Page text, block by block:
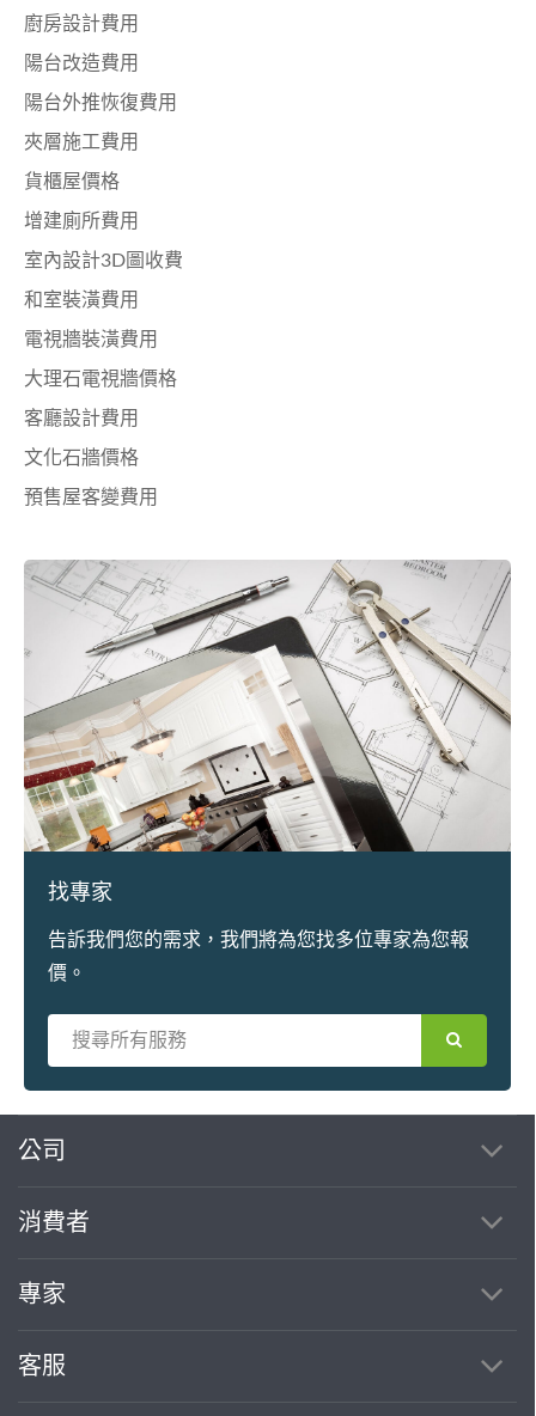
廚房設計費用
陽台改造費用
陽台外推恢復費用
夾層施工費用
貨櫃屋價格
增建廁所費用
室內設計3D圖收費
和室裝潢費用
電視牆裝潢費用
大理石電視牆價格
客廳設計費用
文化石牆價格
預售屋客變費用
找專家
告訴我們您的需求，我們將為您找多位專家為您報
價。
公司
消費者
專家
客服
繼續完成